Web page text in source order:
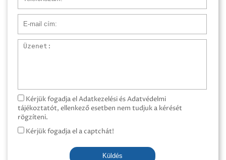
E-mail cím
Üzenet
Kérjük fogadja el Adatkezelési és Adatvédelmi
tájékoztatót, ellenkező esetben nem tudjuk a kérését
rögzíteni.
Kérjük fogadja el a captchát!
Küldés